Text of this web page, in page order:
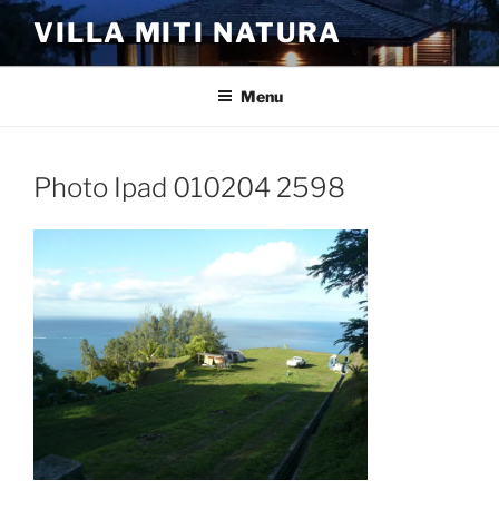
Aller
contenu
VILLA MITI NATURA
Menu
Photo Ipad 010204 2598